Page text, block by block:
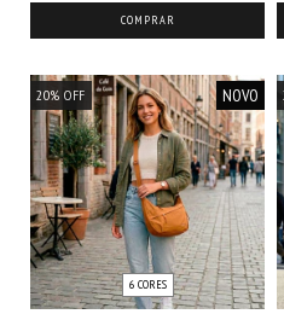
COMPRAR
20% OFF NOVO
6 CORES